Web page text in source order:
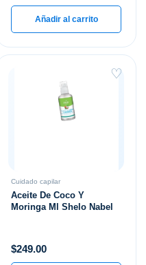
Añadir al carrito
♡
Cuidado capilar
Aceite De Coco Y
Moringa Ml Shelo Nabel
$249.00